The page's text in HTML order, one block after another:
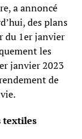
a annoncé
des plans
du 1er janvier
les
janvier 2023
de
textiles